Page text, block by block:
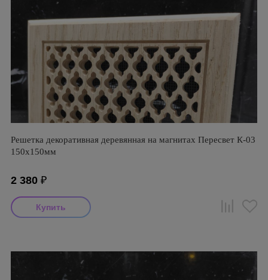
Решетка декоративная деревянная на магнитах Пересвет К-03
150х150мм
2 380 ₽